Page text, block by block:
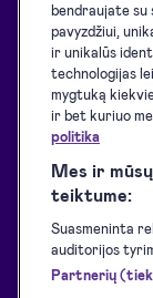
El. pasirašymo
El. pasirašymas
El.
El. spaudai
bendraujate su
pavyzdžiui,
ir unikalūs
technologijas
mygtuką
ir bet kuriuo
politika
Mes ir
teiktume:
Suasmeninta
auditorijos
Partnerių